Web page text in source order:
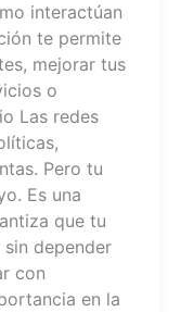
interactúan
te permite
mejorar tus
o
Las redes
Pero tu
Es una
que tu
depender
con
en la